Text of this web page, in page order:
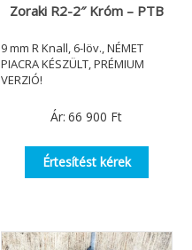
Zoraki R2-2″ Króm – PTB
9 mm R Knall, 6-löv., NÉMET
PIACRA KÉSZÜLT, PRÉMIUM
VERZIÓ!
Ár: 66 900 Ft
Értesítést kérek